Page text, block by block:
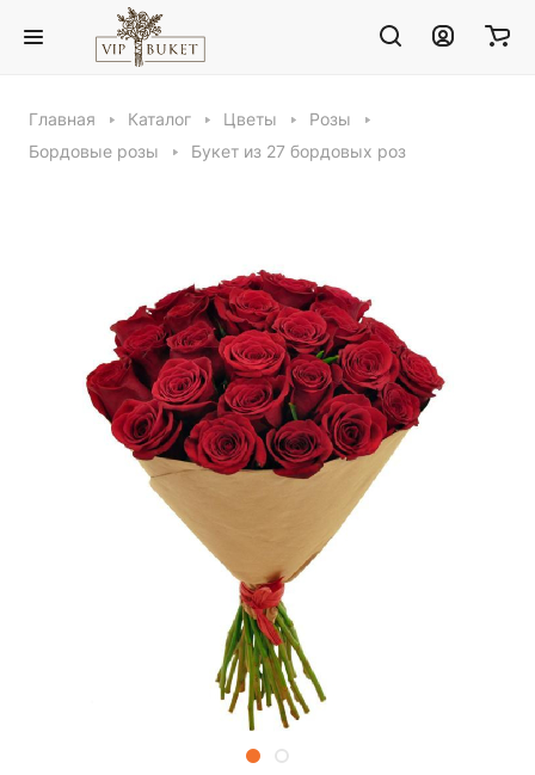
Главная Каталог Цветы
Розы
Бордовые розы
Букет из 27 бордовых роз